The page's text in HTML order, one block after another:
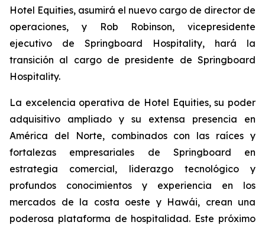
Hotel Equities, asumirá el nuevo cargo de director de
operaciones, y Rob Robinson, vicepresidente
ejecutivo de Springboard Hospitality, hará la
transición al cargo de presidente de Springboard
Hospitality.
La excelencia operativa de Hotel Equities, su poder
adquisitivo ampliado y su extensa presencia en
América del Norte, combinados con las raíces y
fortalezas empresariales de Springboard en
estrategia comercial, liderazgo tecnológico y
profundos conocimientos y experiencia en los
mercados de la costa oeste y Hawái, crean una
poderosa plataforma de hospitalidad. Este próximo